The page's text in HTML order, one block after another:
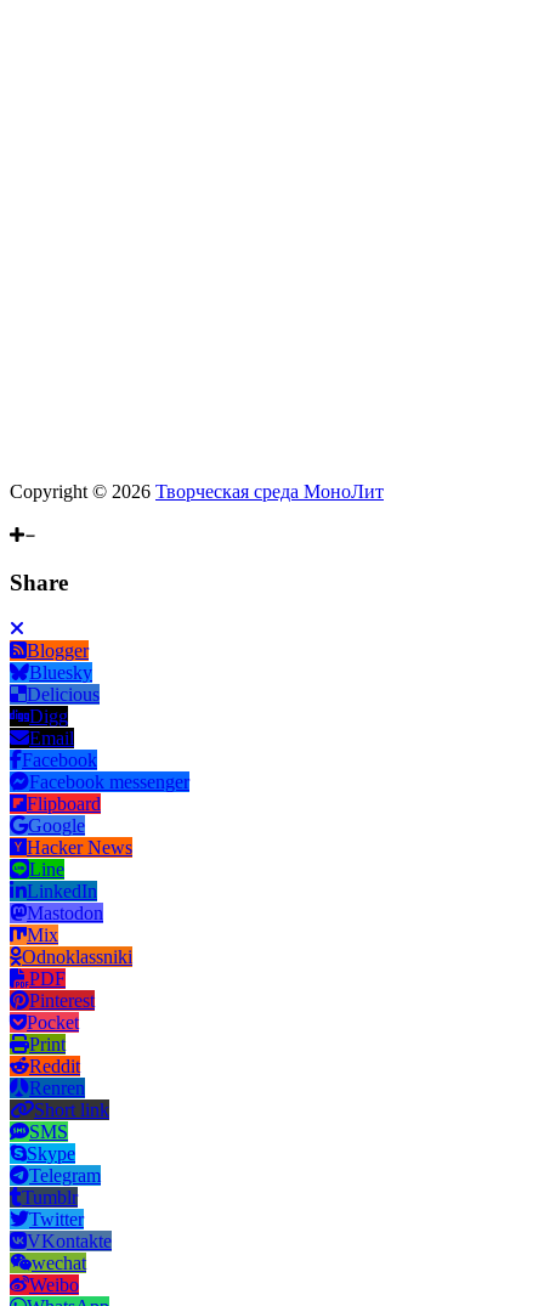
Copyright © 2026 Творческая среда МоноЛит
Up
Share
Blogger
Bluesky
Delicious
Digg
Email
Facebook
Facebook messenger
Flipboard
Google
Hacker News
Line
LinkedIn
Mastodon
Mix
Odnoklassniki
PDF
Pinterest
Pocket
Print
Reddit
Renren
Short link
SMS
Skype
Telegram
Tumblr
Twitter
VKontakte
wechat
Weibo